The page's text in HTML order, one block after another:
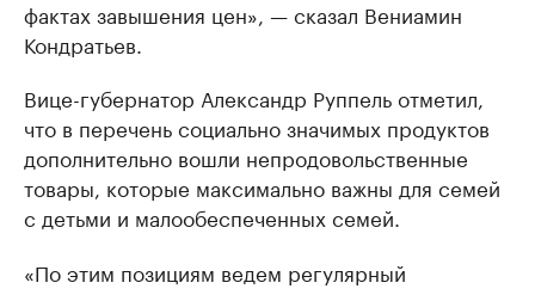
фактах завышения цен», — сказал Вениамин
Кондратьев.
Вице-губернатор Александр Руппель отметил,
что в перечень социально значимых продуктов
дополнительно вошли непродовольственные
товары, которые максимально важны для семей
с детьми и малообеспеченных семей.
«По этим позициям ведем регулярный